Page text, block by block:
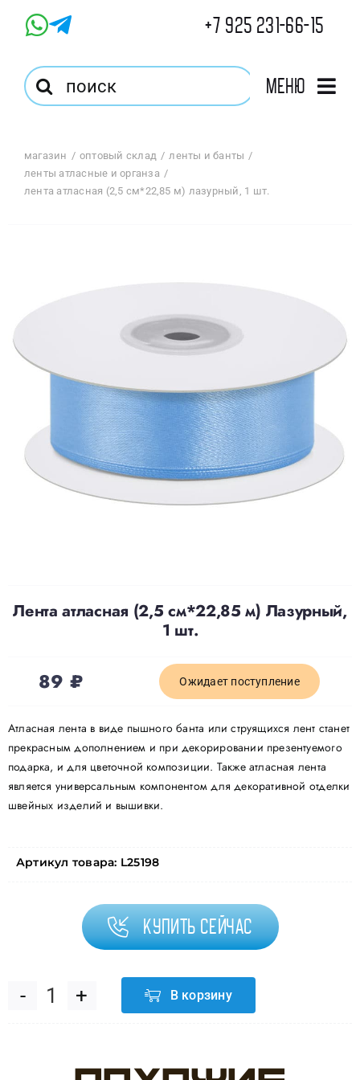
+7 925 231-66-15
Результат
поиска:
Меню
Магазин
Доставка
О нас
Политика конфиденциальности
магазин оптовый склад
ленты и банты
ленты атласные и органза
лента атласная (2,5 см*22,85 м) лазурный, 1 шт.
Лента атласная (2,5 см*22,85 м) Лазурный,
1 шт.
89 ₽ Ожидает поступление
Атласная лента в виде пышного банта или струящихся лент станет
прекрасным дополнением и при декорировании презентуемого
подарка, и для цветочной композиции. Также атласная лента
является универсальным компонентом для декоративной отделки
швейных изделий и вышивки.
Артикул товара: L25198
Купить сейчас
Количество
В корзину